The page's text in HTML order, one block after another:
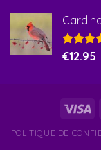
Note
€12.95
POLITIQUE DE